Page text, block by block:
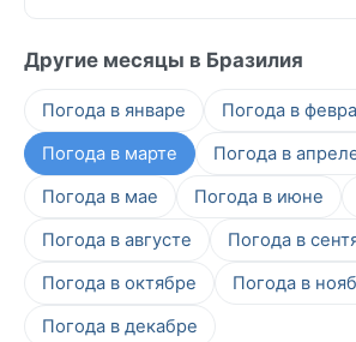
Другие месяцы в Бразилия
Погода в январе
Погода в
Погода в марте
Погода в
Погода в мае
Погода в июне
Погода в августе
Погода в
Погода в октябре
Погода в
Погода в декабре